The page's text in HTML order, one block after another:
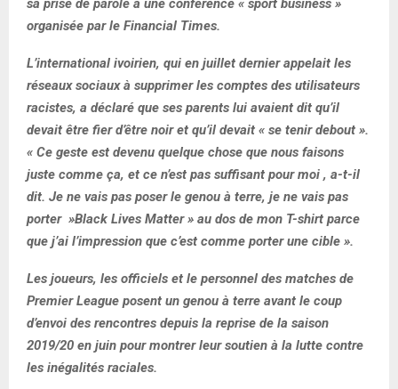
sa prise de parole à une conférence « sport business »
organisée par le Financial Times.
L’international ivoirien, qui en juillet dernier appelait les
réseaux sociaux à supprimer les comptes des utilisateurs
racistes, a déclaré que ses parents lui avaient dit qu’il
devait être fier d’être noir et qu’il devait « se tenir debout ».
« Ce geste est devenu quelque chose que nous faisons
juste comme ça, et ce n’est pas suffisant pour moi , a-t-il
dit. Je ne vais pas poser le genou à terre, je ne vais pas
porter »Black Lives Matter » au dos de mon T-shirt parce
que j’ai l’impression que c’est comme porter une cible ».
Les joueurs, les officiels et le personnel des matches de
Premier League posent un genou à terre avant le coup
d’envoi des rencontres depuis la reprise de la saison
2019/20 en juin pour montrer leur soutien à la lutte contre
les inégalités raciales.